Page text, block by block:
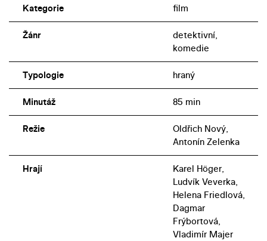
Kategorie film
Žánr
detektivní,
komedie
Typologie hraný
Minutáž 85 min
Režie
Oldřich Nový,
Antonín Zelenka
Hrají
Karel Höger,
Ludvík Veverka,
Helena Friedlová,
Dagmar
Frýbortová,
Vladimír Majer